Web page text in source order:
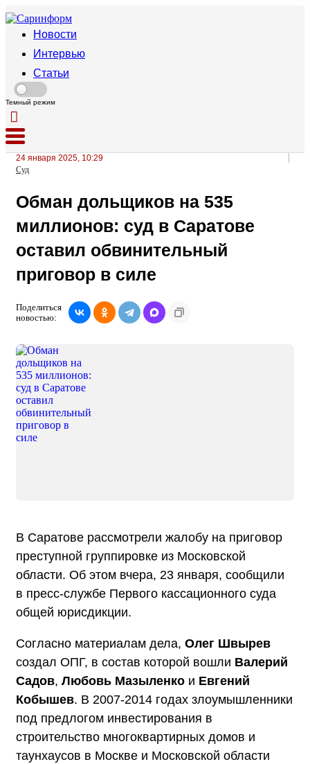
Новости
Интервью
Статьи
Темный режим
24 января 2025, 10:29
Суд
Обман дольщиков на 535
миллионов: суд в Саратове
оставил обвинительный
приговор в силе
Поделиться
новостью:
В Саратове рассмотрели жалобу на приговор
преступной группировке из Московской
области. Об этом вчера, 23 января, сообщили
в пресс-службе Первого кассационного суда
общей юрисдикции.
Согласно материалам дела, Олег Швырев
создал ОПГ, в состав которой вошли Валерий
Садов, Любовь Мазыленко и Евгений
Кобышев. В 2007-2014 годах злоумышленники
под предлогом инвестирования в
строительство многоквартирных домов и
таунхаусов в Москве и Московской области